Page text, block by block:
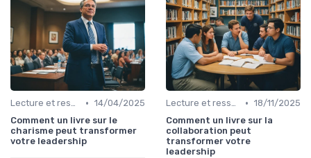
Lecture et ressources pour leaders • 14/04/2025
Comment un livre sur le
charisme peut transformer
votre leadership
Lecture et ressources pour leaders • 18/11/2025
Comment un livre sur la
collaboration peut
transformer votre
leadership